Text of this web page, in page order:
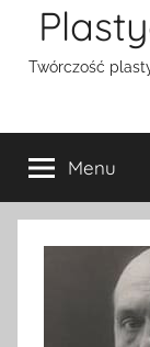
Twórczość
Menu